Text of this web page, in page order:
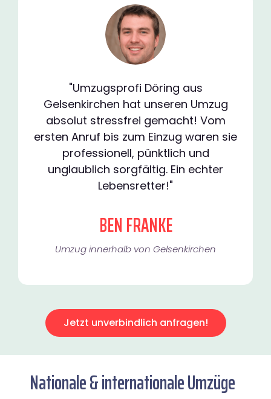
"Umzugsprofi Döring aus
Gelsenkirchen hat unseren Umzug
absolut stressfrei gemacht! Vom
ersten Anruf bis zum Einzug waren sie
professionell, pünktlich und
unglaublich sorgfältig. Ein echter
Lebensretter!"
BEN FRANKE
Umzug innerhalb von Gelsenkirchen​
Jetzt unverbindlich anfragen!
Nationale & internationale Umzüge